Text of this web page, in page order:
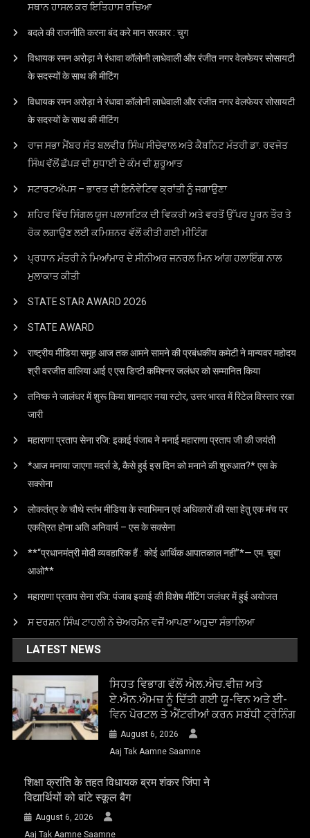
ਸਥਾਨ ਹਾਸਲ ਕਰ ਇਤਿਹਾਸ ਰਚਿਆ
बदले की राजनीति करना बंद करे मान सरकार : चुग
विधायक रमन अरोड़ा ने रंधावा कॉलोनी लाधेवाली और रंजीत नगर वेलफेयर सोसायटी
के सदस्यों के साथ की मीटिंग
विधायक रमन अरोड़ा ने रंधावा कॉलोनी लाधेवाली और रंजीत नगर वेलफेयर सोसायटी
के सदस्यों के साथ की मीटिंग
ਰਾਜ ਸਭਾ ਮੈਂਬਰ ਸੰਤ ਬਲਵੀਰ ਸਿੰਘ ਸੀਚੇਵਾਲ ਅਤੇ ਕੈਬਨਿਟ ਮੰਤਰੀ ਡਾ. ਰਵਜੋਤ
ਸਿੰਘ ਵੱਲੋਂ ਛੱਪੜ ਦੀ ਸੁਧਾਈ ਦੇ ਕੰਮ ਦੀ ਸ਼ੁਰੂਆਤ
ਸਟਾਰਟਅੱਪਸ – ਭਾਰਤ ਦੀ ਇਨੋਵੇਟਿਵ ਕ੍ਰਾਂਤੀ ਨੂੰ ਜਗਾਉਣਾ
ਸ਼ਹਿਰ ਵਿੱਚ ਸਿੰਗਲ ਯੂਜ ਪਲਾਸਟਿਕ ਦੀ ਵਿਕਰੀ ਅਤੇ ਵਰਤੋਂ ਉੱਪਰ ਪੂਰਨ ਤੌਰ ਤੇ
ਰੋਕ ਲਗਾਉਣ ਲਈ ਕਮਿਸ਼ਨਰ ਵੱਲੋਂ ਕੀਤੀ ਗਈ ਮੀਟਿੰਗ
ਪ੍ਰਧਾਨ ਮੰਤਰੀ ਨੇ ਮਿਆਂਮਾਰ ਦੇ ਸੀਨੀਅਰ ਜਨਰਲ ਮਿਨ ਆਂਗ ਹਲਾਇੰਗ ਨਾਲ
ਮੁਲਾਕਾਤ ਕੀਤੀ
STATE STAR AWARD 2O26
STATE AWARD
राष्ट्रीय मीडिया समूह आज तक आमने सामने की प्रबंधकीय कमेटी ने मान्यवर महोदय
श्री वरजीत वालिया आई ए एस डिप्टी कमिश्नर जलंधर को सम्मानित किया
तनिष्क ने जालंधर में शुरू किया शानदार नया स्टोर, उत्तर भारत में रिटेल विस्तार रखा
जारी
महाराणा प्रताप सेना रजि: इकाई पंजाब ने मनाई महाराणा प्रताप जी की जयंती
*आज मनाया जाएगा मदर्स डे, कैसे हुई इस दिन को मनाने की शुरुआत?* एस के
सक्सेना
लोकतंत्र के चौथे स्तंभ मीडिया के स्वाभिमान एवं अधिकारों की रक्षा हेतु एक मंच पर
एकत्रित होना अति अनिवार्य – एस के सक्सेना
**“प्रधानमंत्री मोदी व्यवहारिक हैं : कोई आर्थिक आपातकाल नहीं”*— एम. चूबा
आओ**
महाराणा प्रताप सेना रजि: पंजाब इकाई की विशेष मीटिंग जलंधर में हुई अयोजत
ਸ ਦਰਸ਼ਨ ਸਿੰਘ ਟਾਹਲੀ ਨੇ ਚੇਅਰਮੈਨ ਵਜੋਂ ਆਪਣਾ ਅਹੁਦਾ ਸੰਭਾਲਿਆ
LATEST NEWS
ਸਿਹਤ ਵਿਭਾਗ ਵੱਲੋਂ ਐਲ.ਐਚ.ਵੀਜ਼ ਅਤੇ
ਏ.ਐਨ.ਐਮਜ਼ ਨੂੰ ਦਿੱਤੀ ਗਈ ਯੂ-ਵਿਨ ਅਤੇ ਈ-
ਵਿਨ ਪੋਰਟਲ ਤੇ ਐਂਟਰੀਆਂ ਕਰਨ ਸਬੰਧੀ ਟ੍ਰੇਨਿੰਗ
August 6, 2026
Aaj Tak Aamne Saamne
शिक्षा क्रांति के तहत विधायक ब्रम शंकर जिंपा ने
विद्यार्थियों को बांटे स्कूल बैग
August 6, 2026
Aaj Tak Aamne Saamne